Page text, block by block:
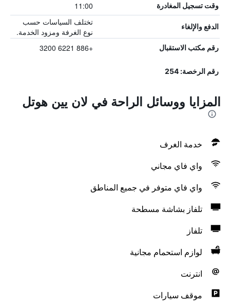
وقت تسجيل المغادرة 11:00
الدفع والإلغاء
تختلف السياسات حسب
نوع الغرفة ومزود الخدمة.
رقم مكتب الاستقبال +886 6221 3200
رقم الرخصة: 254
المزايا ووسائل الراحة في لان يين هوتل
خدمة الغرف
واي فاي مجاني
واي فاي متوفر في جميع المناطق
تلفاز بشاشة مسطحة
تلفاز
لوازم استحمام مجانية
انترنت
موقف سيارات